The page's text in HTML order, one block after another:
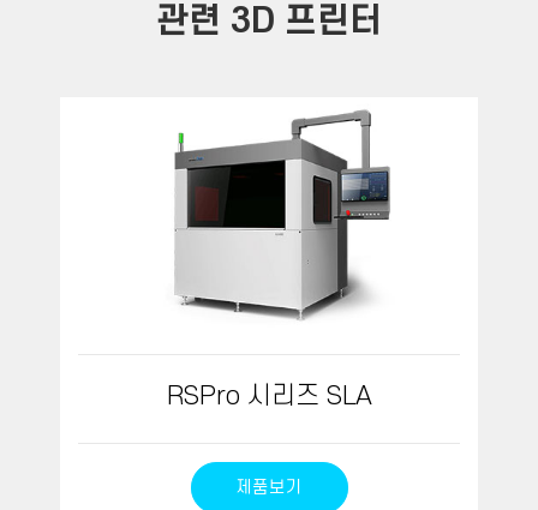
관련 3D 프린터
RSPro 시리즈 SLA
제품보기